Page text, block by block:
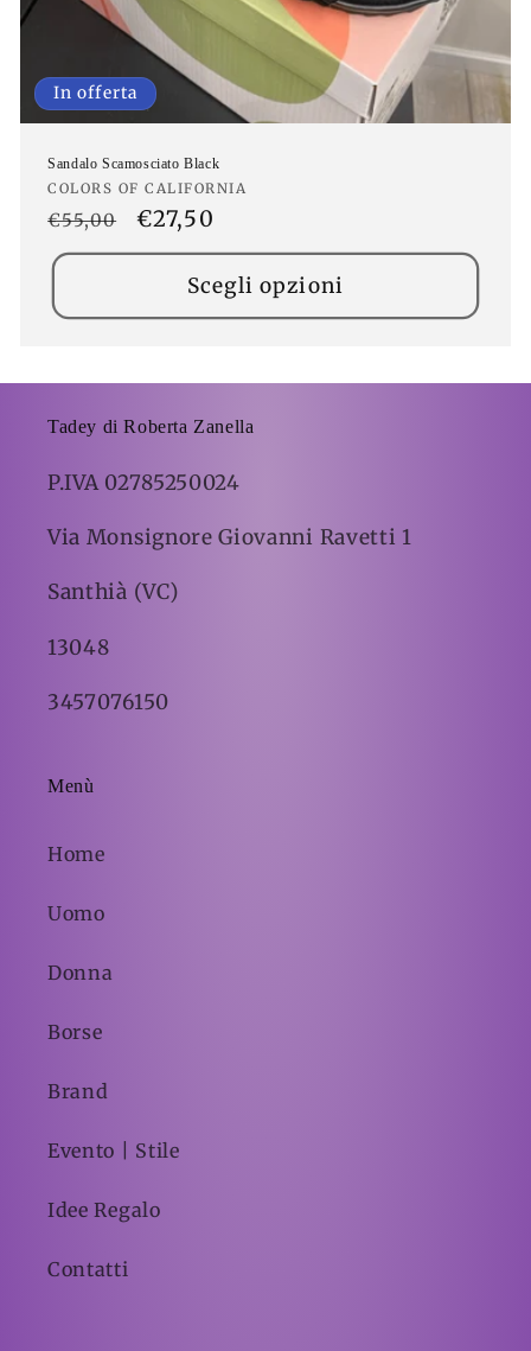
In offerta
Sandalo Scamosciato Black
Produttore:
COLORS OF CALIFORNIA
Prezzo
di
€55,00
Prezzo
scontato
€27,50
Scegli opzioni
Tadey di Roberta Zanella
P.IVA 02785250024
Via Monsignore Giovanni Ravetti 1
Santhià (VC)
13048
3457076150
Menù
Home
Uomo
Donna
Borse
Brand
Evento | Stile
Idee Regalo
Contatti